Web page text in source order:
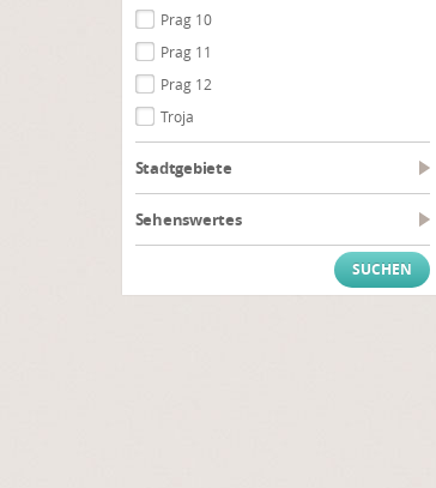
Prag 10
Prag 11
Prag 12
Troja
Stadtgebiete
Sehenswertes